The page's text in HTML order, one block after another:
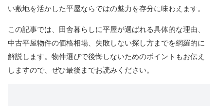
い敷地を活かした平屋ならではの魅力を存分に味わえます。
この記事では、田舎暮らしに平屋が選ばれる具体的な理由、
中古平屋物件の価格相場、失敗しない探し方までを網羅的に
解説します。物件選びで後悔しないためのポイントもお伝え
しますので、ぜひ最後までお読みください。